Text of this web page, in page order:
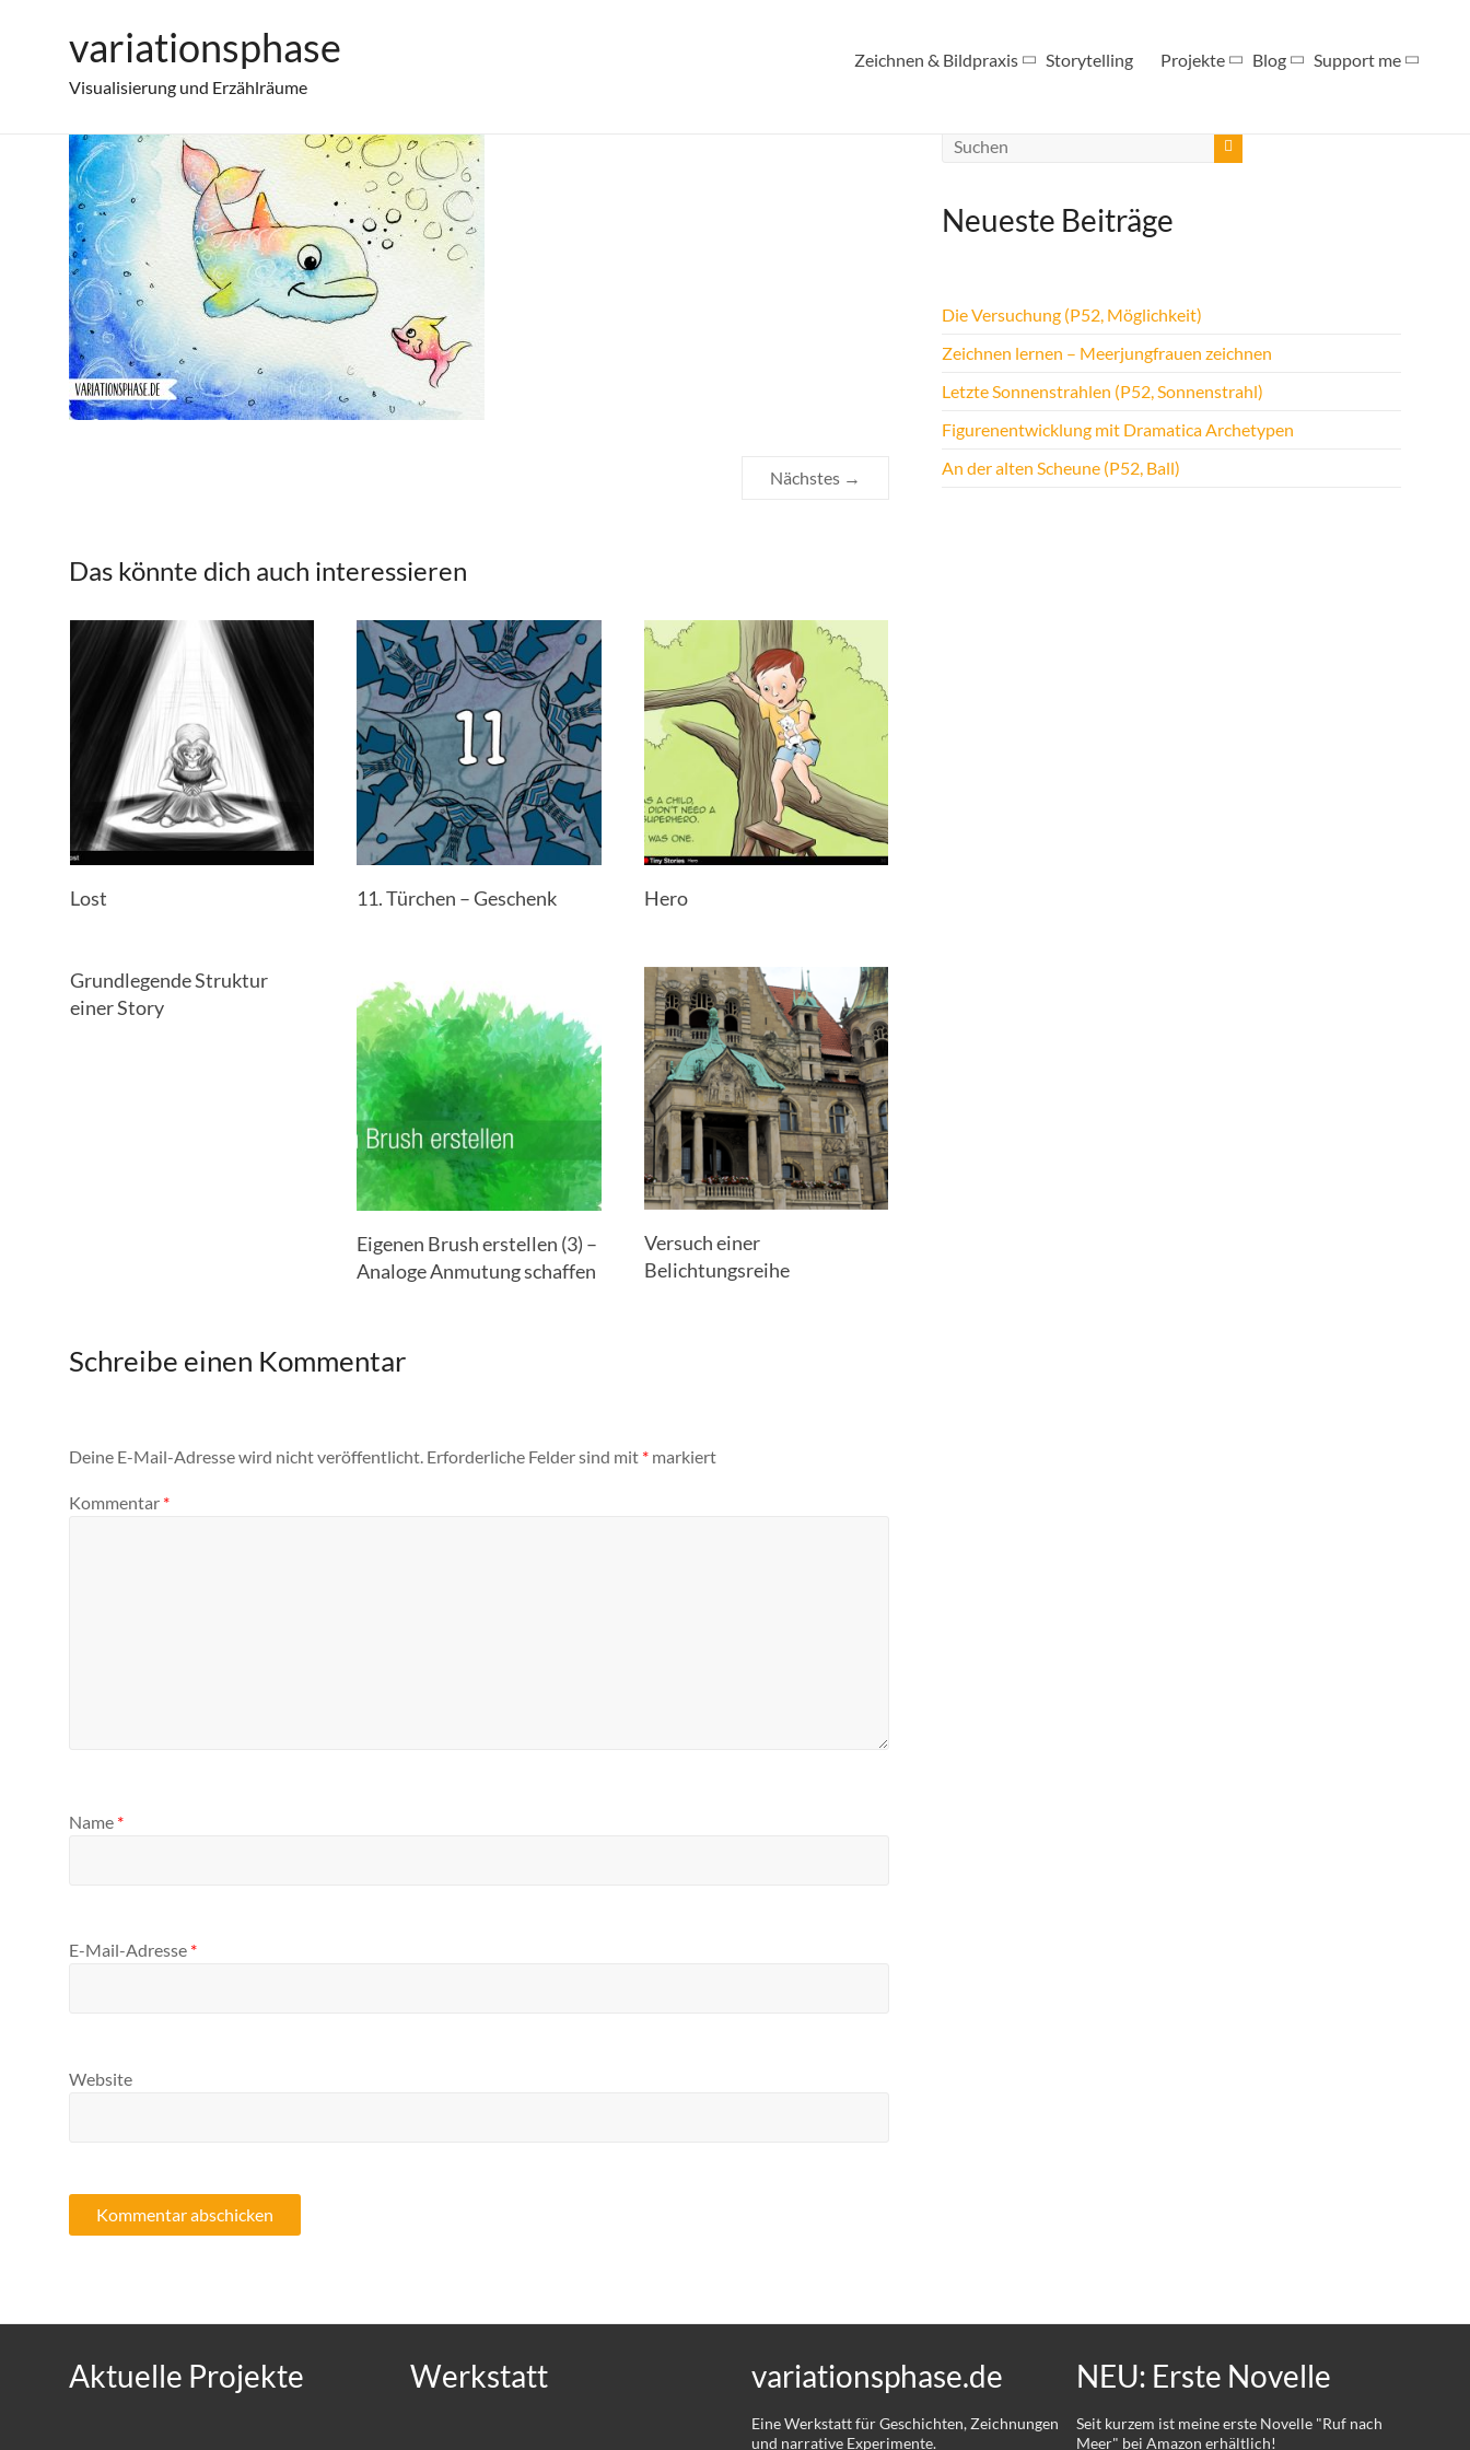
variationsphase
Visualisierung und Erzählräume
Zeichnen & Bildpraxis Storytelling Projekte Blog Support me
Happy Animals – Delfin und Fisch
Nächstes →
Das könnte dich auch interessieren
Lost 11. Türchen – Geschenk Hero
Grundlegende Struktur
einer Story
Eigenen Brush erstellen (3) –
Analoge Anmutung schaffen
Versuch einer
Belichtungsreihe
Schreibe einen Kommentar
Deine E-Mail-Adresse wird nicht veröffentlicht. Erforderliche Felder sind mit * markiert
Kommentar *
Name *
E-Mail-Adresse *
Website
Neueste Beiträge
Die Versuchung (P52, Möglichkeit)
Zeichnen lernen – Meerjungfrauen zeichnen
Letzte Sonnenstrahlen (P52, Sonnenstrahl)
Figurenentwicklung mit Dramatica Archetypen
An der alten Scheune (P52, Ball)
Aktuelle Projekte Werkstatt variationsphase.de
Eine Werkstatt für Geschichten, Zeichnungen
und narrative Experimente.
NEU: Erste Novelle
Seit kurzem ist meine erste Novelle "Ruf nach
Meer" bei Amazon erhältlich!